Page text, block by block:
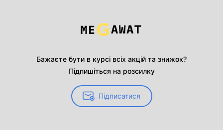
Бажаєте бути в курсі всіх акцій та знижок?
Підпишіться на розсилку
Підписатися